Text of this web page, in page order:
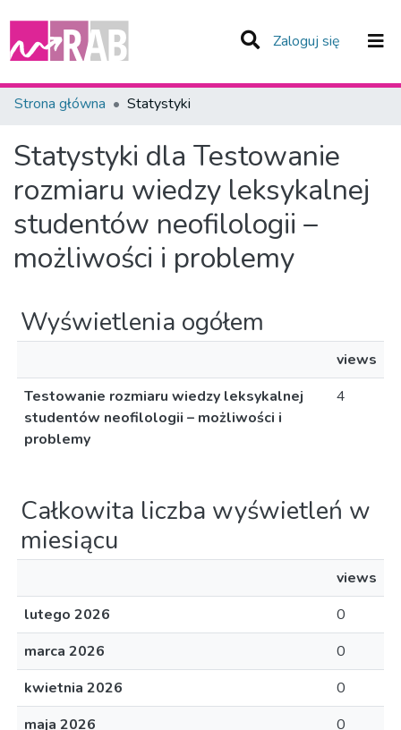
Zaloguj się (current)
Zespoły i Kolekcje
Strona główna Statystyki
Statystyki dla Testowanie
rozmiaru wiedzy leksykalnej
studentów neofilologii –
możliwości i problemy
Wyświetlenia ogółem
views
Testowanie rozmiaru wiedzy leksykalnej
studentów neofilologii – możliwości i
problemy
4
Całkowita liczba wyświetleń w
miesiącu
views
lutego 2026
0
marca 2026
0
kwietnia 2026
0
maja 2026
0